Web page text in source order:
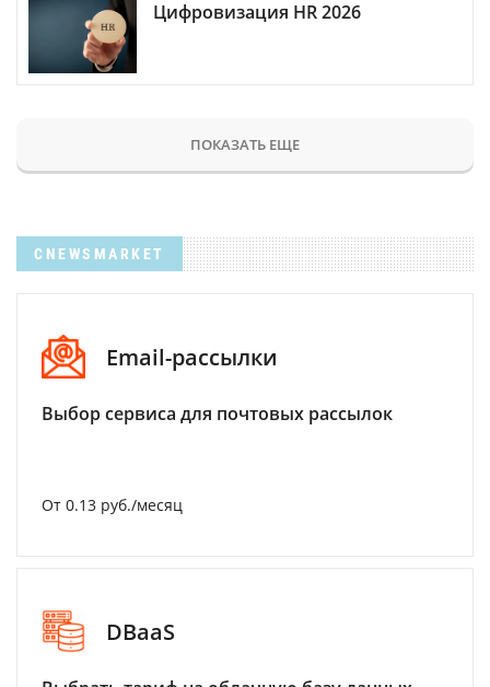
Цифровизация HR 2026
ПОКАЗАТЬ ЕЩЕ
CNEWSMARKET
Email-рассылки
Выбор сервиса для почтовых рассылок
От 0.13 руб./месяц
DBaaS